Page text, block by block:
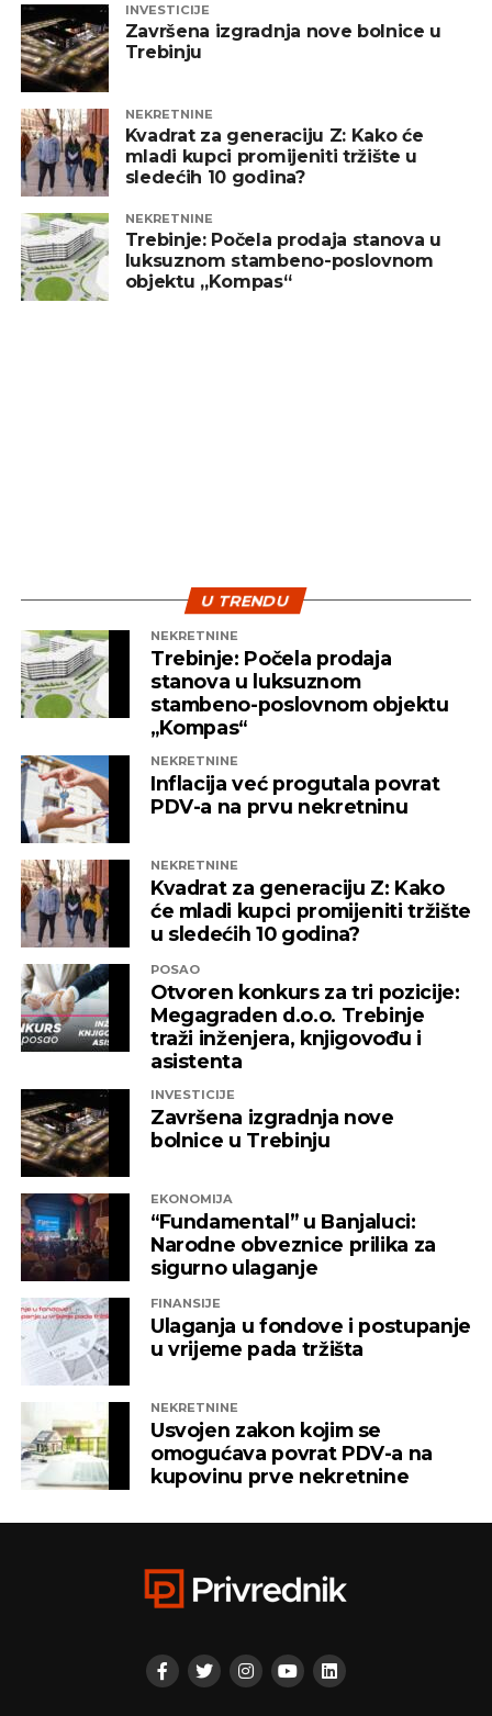
INVESTICIJE
Završena izgradnja nove bolnice u
Trebinju
NEKRETNINE
Kvadrat za generaciju Z: Kako će
mladi kupci promijeniti tržište u
sledećih 10 godina?
NEKRETNINE
Trebinje: Počela prodaja stanova u
luksuznom stambeno-poslovnom
objektu „Kompas“
U TRENDU
NEKRETNINE
Trebinje: Počela prodaja
stanova u luksuznom
stambeno-poslovnom objektu
„Kompas“
NEKRETNINE
Inflacija već progutala povrat
PDV-a na prvu nekretninu
NEKRETNINE
Kvadrat za generaciju Z: Kako
će mladi kupci promijeniti tržište
u sledećih 10 godina?
POSAO
Otvoren konkurs za tri pozicije:
Megagraden d.o.o. Trebinje
traži inženjera, knjigovođu i
asistenta
INVESTICIJE
Završena izgradnja nove
bolnice u Trebinju
EKONOMIJA
“Fundamental” u Banjaluci:
Narodne obveznice prilika za
sigurno ulaganje
FINANSIJE
Ulaganja u fondove i postupanje
u vrijeme pada tržišta
NEKRETNINE
Usvojen zakon kojim se
omogućava povrat PDV-a na
kupovinu prve nekretnine